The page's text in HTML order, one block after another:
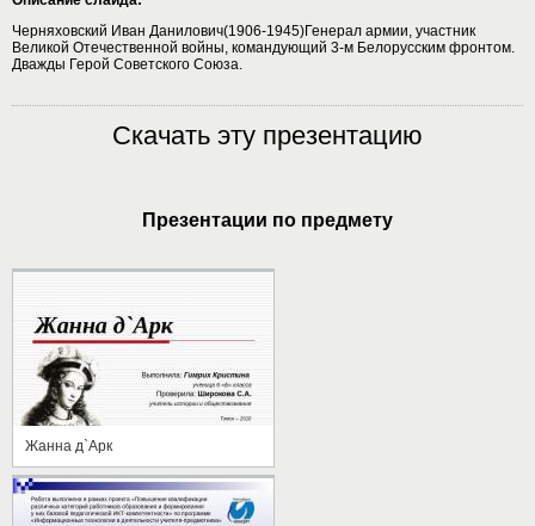
Черняховский Иван Данилович(1906-1945)Генерал армии, участник
Великой Отечественной войны, командующий 3-м Белорусским фронтом.
Дважды Герой Советского Союза.
Скачать эту презентацию
Презентации по предмету
Жанна д`Арк